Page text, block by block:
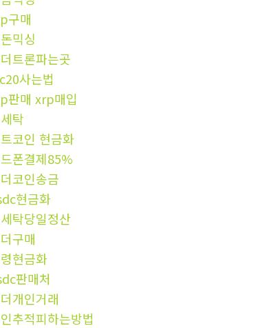
구매
믹싱
트론파는곳
사는법
판매 xrp매입
탁
코인 현금화
폰결제85%
코인송금
현금화
탁당일정산
구매
현금화
판매처
개인거래
추적피하는방법